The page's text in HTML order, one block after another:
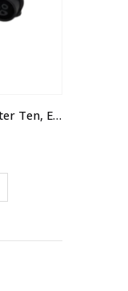
Port de charge Teverun Fighter Ten, Eleven